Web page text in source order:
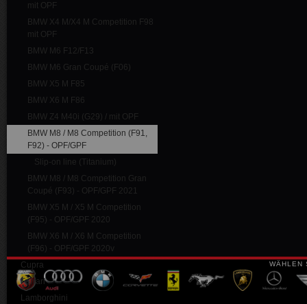
WÄHLEN
mit OPF
BMW X4 M/X4 M Competition F98
mit OPF
BMW M6 F12/F13
BMW M6 Gran Coupé (F06)
BMW X5 M F85
BMW X6 M F86
BMW Z4 M40i (G29) / mit OPF
BMW M8 / M8 Competition (F91,
F92) - OPF/GPF
Slip-on line (Titanium)
BMW M8 / M8 Competition Gran
Coupé (F93) - OPF/GPF 2021
BMW X5 M / X5 M Competition
(F95) - OPF/GPF 2020
BMW X6 M / X6 M Competition
(F96) - OPF/GPF 2020v
Cupra
Ferrari
Lamborghini